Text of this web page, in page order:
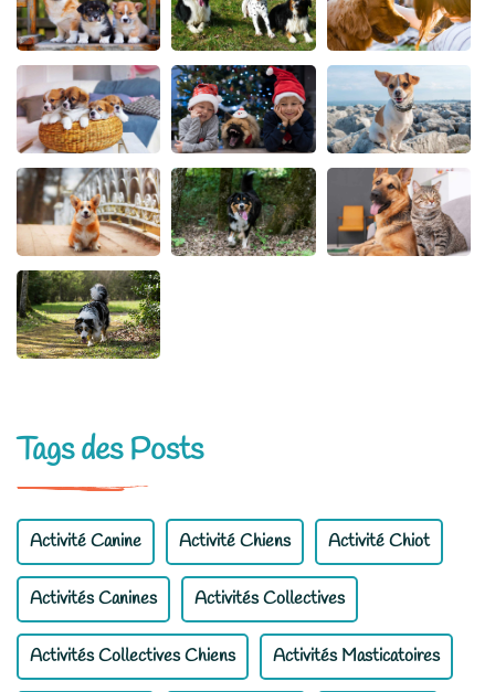
Tags des Posts
Activité Canine Activité Chiens Activité Chiot
Activités Canines Activités Collectives
Activités Collectives Chiens Activités Masticatoires